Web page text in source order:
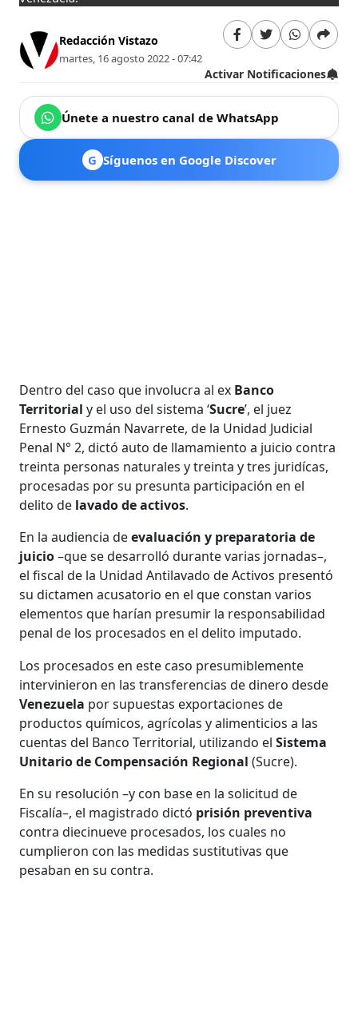
Redacción Vistazo
martes, 16 agosto 2022 - 07:42
Activar Notificaciones
Únete a nuestro canal de WhatsApp
G Síguenos en Google Discover
Dentro del caso que involucra al ex Banco
Territorial y el uso del sistema ‘Sucre’, el juez
Ernesto Guzmán Navarrete, de la Unidad Judicial
Penal N° 2, dictó auto de llamamiento a juicio contra
treinta personas naturales y treinta y tres juridícas,
procesadas por su presunta participación en el
delito de lavado de activos.
En la audiencia deevaluación y preparatoria de
juicio–que se desarrolló durante varias jornadas–,
el fiscal de la Unidad Antilavado de Activos presentó
su dictamen acusatorio en el que constan varios
elementos que harían presumir la responsabilidad
penal de los procesados en el delito imputado.
Los procesados en este caso presumiblemente
intervinieron en las transferencias de dinero desde
Venezuela por supuestas exportaciones de
productos químicos, agrícolas y alimenticios a las
cuentas del Banco Territorial, utilizando elSistema
Unitario de Compensación Regional(Sucre).
En su resolución –y con base en la solicitud de
Fiscalía–, el magistrado dictó prisión preventiva
contra diecinueve procesados, los cuales no
cumplieron con las medidas sustitutivas que
pesaban en su contra.